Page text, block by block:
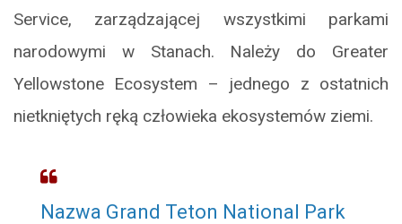
Service, zarządzającej wszystkimi parkami
narodowymi w Stanach. Należy do Greater
Yellowstone Ecosystem – jednego z ostatnich
nietkniętych ręką człowieka ekosystemów ziemi.
Nazwa Grand Teton National Park